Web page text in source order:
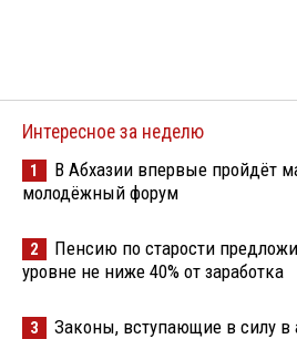
Интересное за неделю
1
В Абхазии впервые пройдёт
молодёжный форум
2
Пенсию по старости
уровне не ниже 40% от заработка
3 Законы, вступающие в силу в